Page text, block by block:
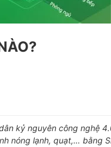
kỷ nguyên công nghệ
nóng lạnh, quạt,… bằng